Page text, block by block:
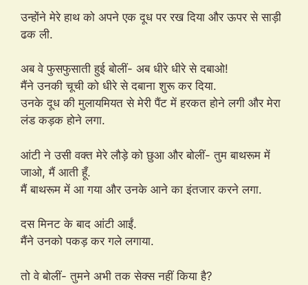
उन्होंने मेरे हाथ को अपने एक दूध पर रख दिया और ऊपर से साड़ी
ढक ली.
अब वे फुसफुसाती हुई बोलीं- अब धीरे धीरे से दबाओ!
मैंने उनकी चूची को धीरे से दबाना शुरू कर दिया.
उनके दूध की मुलायमियत से मेरी पैंट में हरकत होने लगी और मेरा
लंड कड़क होने लगा.
आंटी ने उसी वक्त मेरे लौड़े को छुआ और बोलीं- तुम बाथरूम में
जाओ, मैं आती हूँ.
मैं बाथरूम में आ गया और उनके आने का इंतजार करने लगा.
दस मिनट के बाद आंटी आईं.
मैंने उनको पकड़ कर गले लगाया.
तो वे बोलीं- तुमने अभी तक सेक्स नहीं किया है?